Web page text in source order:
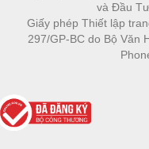
và Đầu
Giấy phép Thiết lập
297/GP-BC do Bộ Văn